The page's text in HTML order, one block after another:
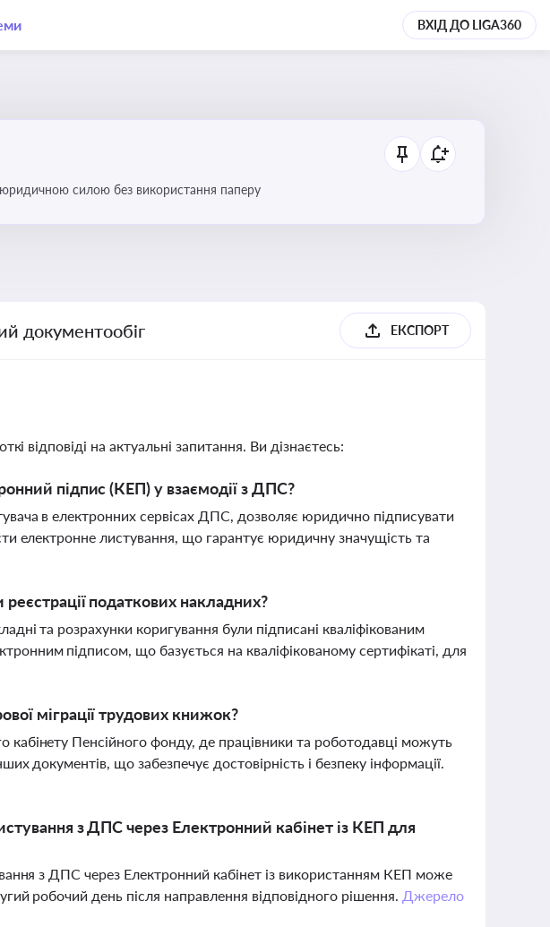
ВХІД ДО LIGA360
юридичною силою без використання паперу
документообіг ЕКСПОРТ
відповіді на актуальні запитання. Ви дізнаєтесь:
підпис (КЕП) у взаємодії з ДПС?
в електронних сервісах ДПС, дозволяє юридично підписувати
електронне листування, що гарантує юридичну значущість та
податкових накладних?
та розрахунки коригування були підписані кваліфікованим
підписом, що базується на кваліфікованому сертифікаті, для
міграції трудових книжок?
Пенсійного фонду, де працівники та роботодавці можуть
документів, що забезпечує достовірність і безпеку інформації.
з ДПС через Електронний кабінет із КЕП для
з ДПС через Електронний кабінет із використанням КЕП може
робочий день після направлення відповідного рішення. Джерело